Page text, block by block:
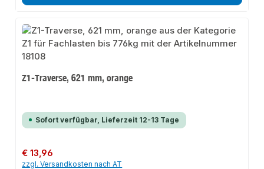
Z1-Traverse, 621 mm, orange
Sofort verfügbar, Lieferzeit 12-13 Tage
Regulärer Preis:
€ 13,96
zzgl. Versandkosten nach AT